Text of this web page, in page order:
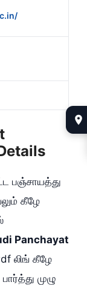
பஞ்சாயத்து
கீழே
Panchayat
லிங் கீழே
முழு